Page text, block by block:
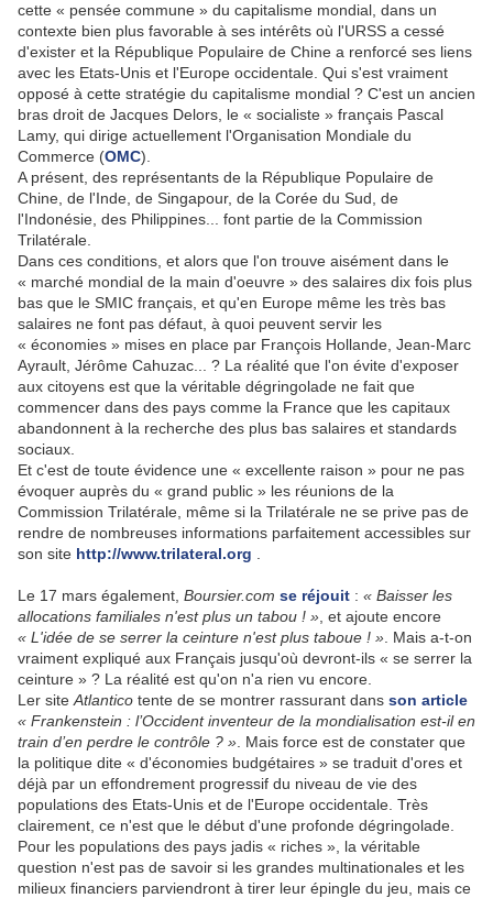
cette « pensée commune » du capitalisme mondial, dans un
contexte bien plus favorable à ses intérêts où l'URSS a cessé
d'exister et la République Populaire de Chine a renforcé ses liens
avec les Etats-Unis et l'Europe occidentale. Qui s'est vraiment
opposé à cette stratégie du capitalisme mondial ? C'est un ancien
bras droit de Jacques Delors, le « socialiste » français Pascal
Lamy, qui dirige actuellement l'Organisation Mondiale du
Commerce (OMC).
A présent, des représentants de la République Populaire de
Chine, de l'Inde, de Singapour, de la Corée du Sud, de
l'Indonésie, des Philippines... font partie de la Commission
Trilatérale.
Dans ces conditions, et alors que l'on trouve aisément dans le
« marché mondial de la main d'oeuvre » des salaires dix fois plus
bas que le SMIC français, et qu'en Europe même les très bas
salaires ne font pas défaut, à quoi peuvent servir les
« économies » mises en place par François Hollande, Jean-Marc
Ayrault, Jérôme Cahuzac... ? La réalité que l'on évite d'exposer
aux citoyens est que la véritable dégringolade ne fait que
commencer dans des pays comme la France que les capitaux
abandonnent à la recherche des plus bas salaires et standards
sociaux.
Et c'est de toute évidence une « excellente raison » pour ne pas
évoquer auprès du « grand public » les réunions de la
Commission Trilatérale, même si la Trilatérale ne se prive pas de
rendre de nombreuses informations parfaitement accessibles sur
son site http://www.trilateral.org
Le 17 mars également, Boursier.com se réjouit : « Baisser les
allocations familiales n'est plus un tabou ! » , et ajoute encore
« L'idée de se serrer la ceinture n'est plus taboue ! » . Mais a-t-on
vraiment expliqué aux Français jusqu'où devront-ils « se serrer la
ceinture » ? La réalité est qu'on n'a rien vu encore.
Ler site Atlantico tente de se montrer rassurant dans son article
« Frankenstein : l’Occident inventeur de la mondialisation est-il en
train d’en perdre le contrôle ? » . Mais force est de constater que
la politique dite « d'économies budgétaires » se traduit d'ores et
déjà par un effondrement progressif du niveau de vie des
populations des Etats-Unis et de l'Europe occidentale. Très
clairement, ce n'est que le début d'une profonde dégringolade.
Pour les populations des pays jadis « riches », la véritable
question n'est pas de savoir si les grandes multinationales et les
milieux financiers parviendront à tirer leur épingle du jeu, mais ce